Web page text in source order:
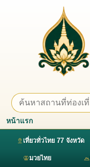
หน้าแรก
เที่ยวทั่วไทย 77 จังหวัด
มวยไทย